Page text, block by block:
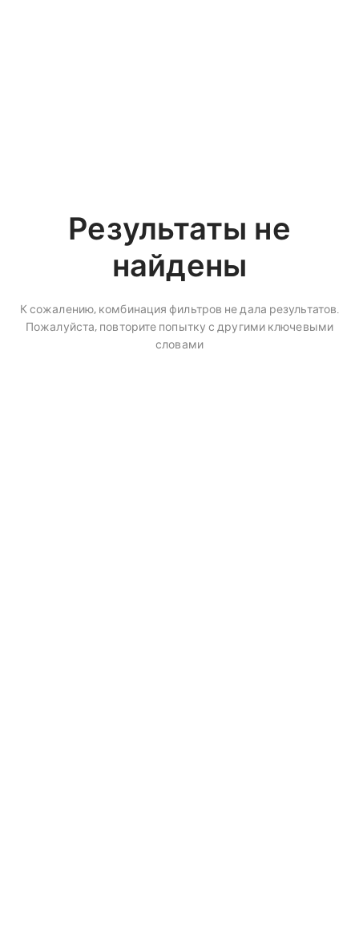
Результаты не
найдены
К сожалению, комбинация фильтров не дала результатов.
Пожалуйста, повторите попытку с другими ключевыми
словами